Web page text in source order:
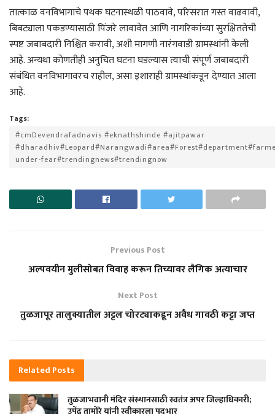
तात्काळ वनविभागाचे पथक घटनास्थळी पाठवावे, परिसरात गस्त वाढवावी,
बिबट्याला पकडण्यासाठी पिंजरे लावावेत आणि नागरिकांच्या सुरक्षिततेची
स्पष्ट जबाबदारी निश्चित करावी, अशी मागणी नारंगवाडी ग्रामस्थांनी केली
आहे. अन्यथा कोणतीही अनुचित घटना घडल्यास त्याची संपूर्ण जबाबदारी
संबंधित वनविभागावरच राहील, असा इशाराही ग्रामस्थांकडून देण्यात आला
आहे.
Tags:
#cmDevendrafadnavis #eknathshinde #ajitpawar
under-fear#trendingnews#trendingnow
Previous Post
अल्पवयीन मुलीसोबत विवाह करून तिच्यावर लैंगिक अत्याचार
Next Post
तुळजापूर तालुक्यातील अट्टल चोरट्याकडून अवैध गावठी कट्टा जप्त
Related Posts
तुळजाभवानी मंदिर संस्थानसाठी स्वतंत्र अपर जिल्हाधिकारी;
उपेंद्र तामोरे यांनी स्वीकारला पदभार